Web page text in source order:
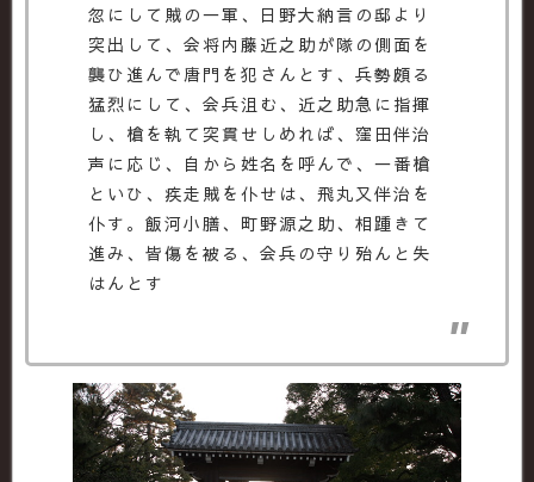
忽にして賊の一軍、日野大納言の邸より
突出して、会将内藤近之助が隊の側面を
襲ひ進んで唐門を犯さんとす、兵勢頗る
猛烈にして、会兵沮む、近之助急に指揮
し、槍を執て突貫せしめれば、窪田伴治
声に応じ、自から姓名を呼んで、一番槍
といひ、疾走賊を仆せは、飛丸又伴治を
仆す。飯河小膳、町野源之助、相踵きて
進み、皆傷を被る、会兵の守り殆んと失
はんとす